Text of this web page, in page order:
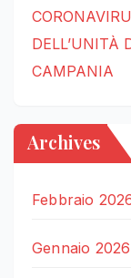
DELL’UNITÀ
CAMPANIA
Archives
Febbraio
Gennaio 2026